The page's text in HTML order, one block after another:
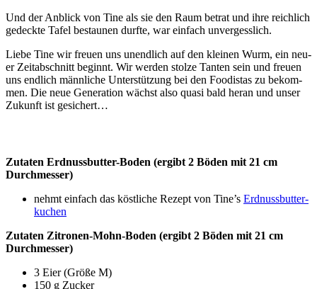
Und der Anblick von Tine als sie den Raum betrat und ihre reich­lich
gedeck­te Tafel bestau­nen durf­te, war ein­fach unvergesslich.
Lie­be Tine wir freu­en uns unend­lich auf den klei­nen Wurm, ein neu­
er Zeit­ab­schnitt beginnt. Wir wer­den stol­ze Tan­ten sein und freu­en
uns end­lich männ­li­che Unter­stüt­zung bei den Foo­di­stas zu bekom­
men. Die neue Gene­ra­ti­on wächst also qua­si bald her­an und unser
Zukunft ist gesichert…
Zuta­ten Erd­nuss­but­ter-Boden (ergibt 2 Böden mit 21 cm
Durchmesser)
nehmt ein­fach das köst­li­che Rezept von Tine’s Erd­nuss­but­ter­
ku­chen
Zuta­ten Zitro­nen-Mohn-Boden (ergibt 2 Böden mit 21 cm
Durchmesser)
3 Eier (Grö­ße M)
150 g Zucker